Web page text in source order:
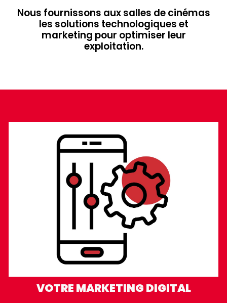
Nous fournissons aux salles de cinémas
les solutions technologiques et
marketing pour optimiser leur
exploitation.
VOTRE MARKETING DIGITAL